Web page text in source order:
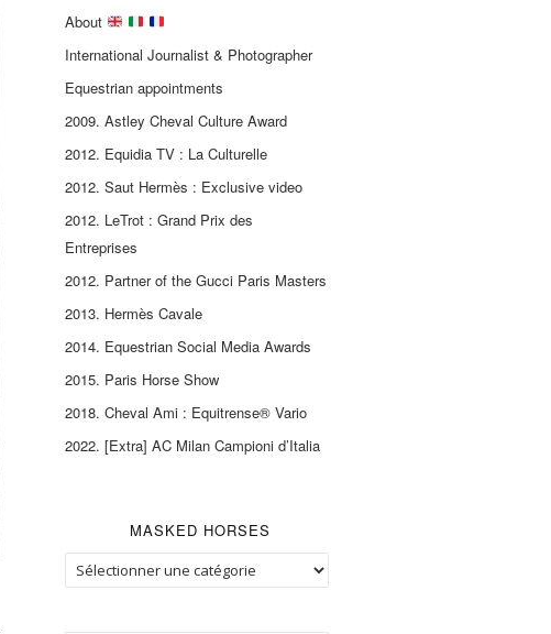
About
International Journalist & Photographer
Equestrian appointments
2009. Astley Cheval Culture Award
2012. Equidia TV : La Culturelle
2012. Saut Hermès : Exclusive video
2012. LeTrot : Grand Prix des
Entreprises
2012. Partner of the Gucci Paris Masters
2013. Hermès Cavale
2014. Equestrian Social Media Awards
2015. Paris Horse Show
2018. Cheval Ami : Equitrense® Vario
2022. [Extra] AC Milan Campioni d’Italia
MASKED HORSES